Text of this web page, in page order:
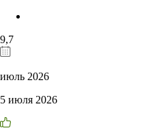
9,7
июль 2026
5 июля 2026